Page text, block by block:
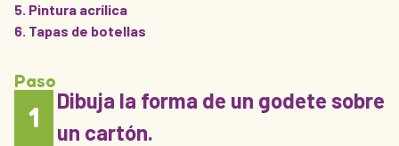
Pintura acrílica
Tapas de botellas
Paso
1
Dibuja la forma de un godete sobre
un cartón.